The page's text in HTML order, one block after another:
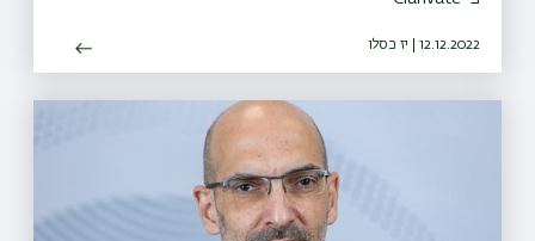
12.12.2022 | יז כסלו